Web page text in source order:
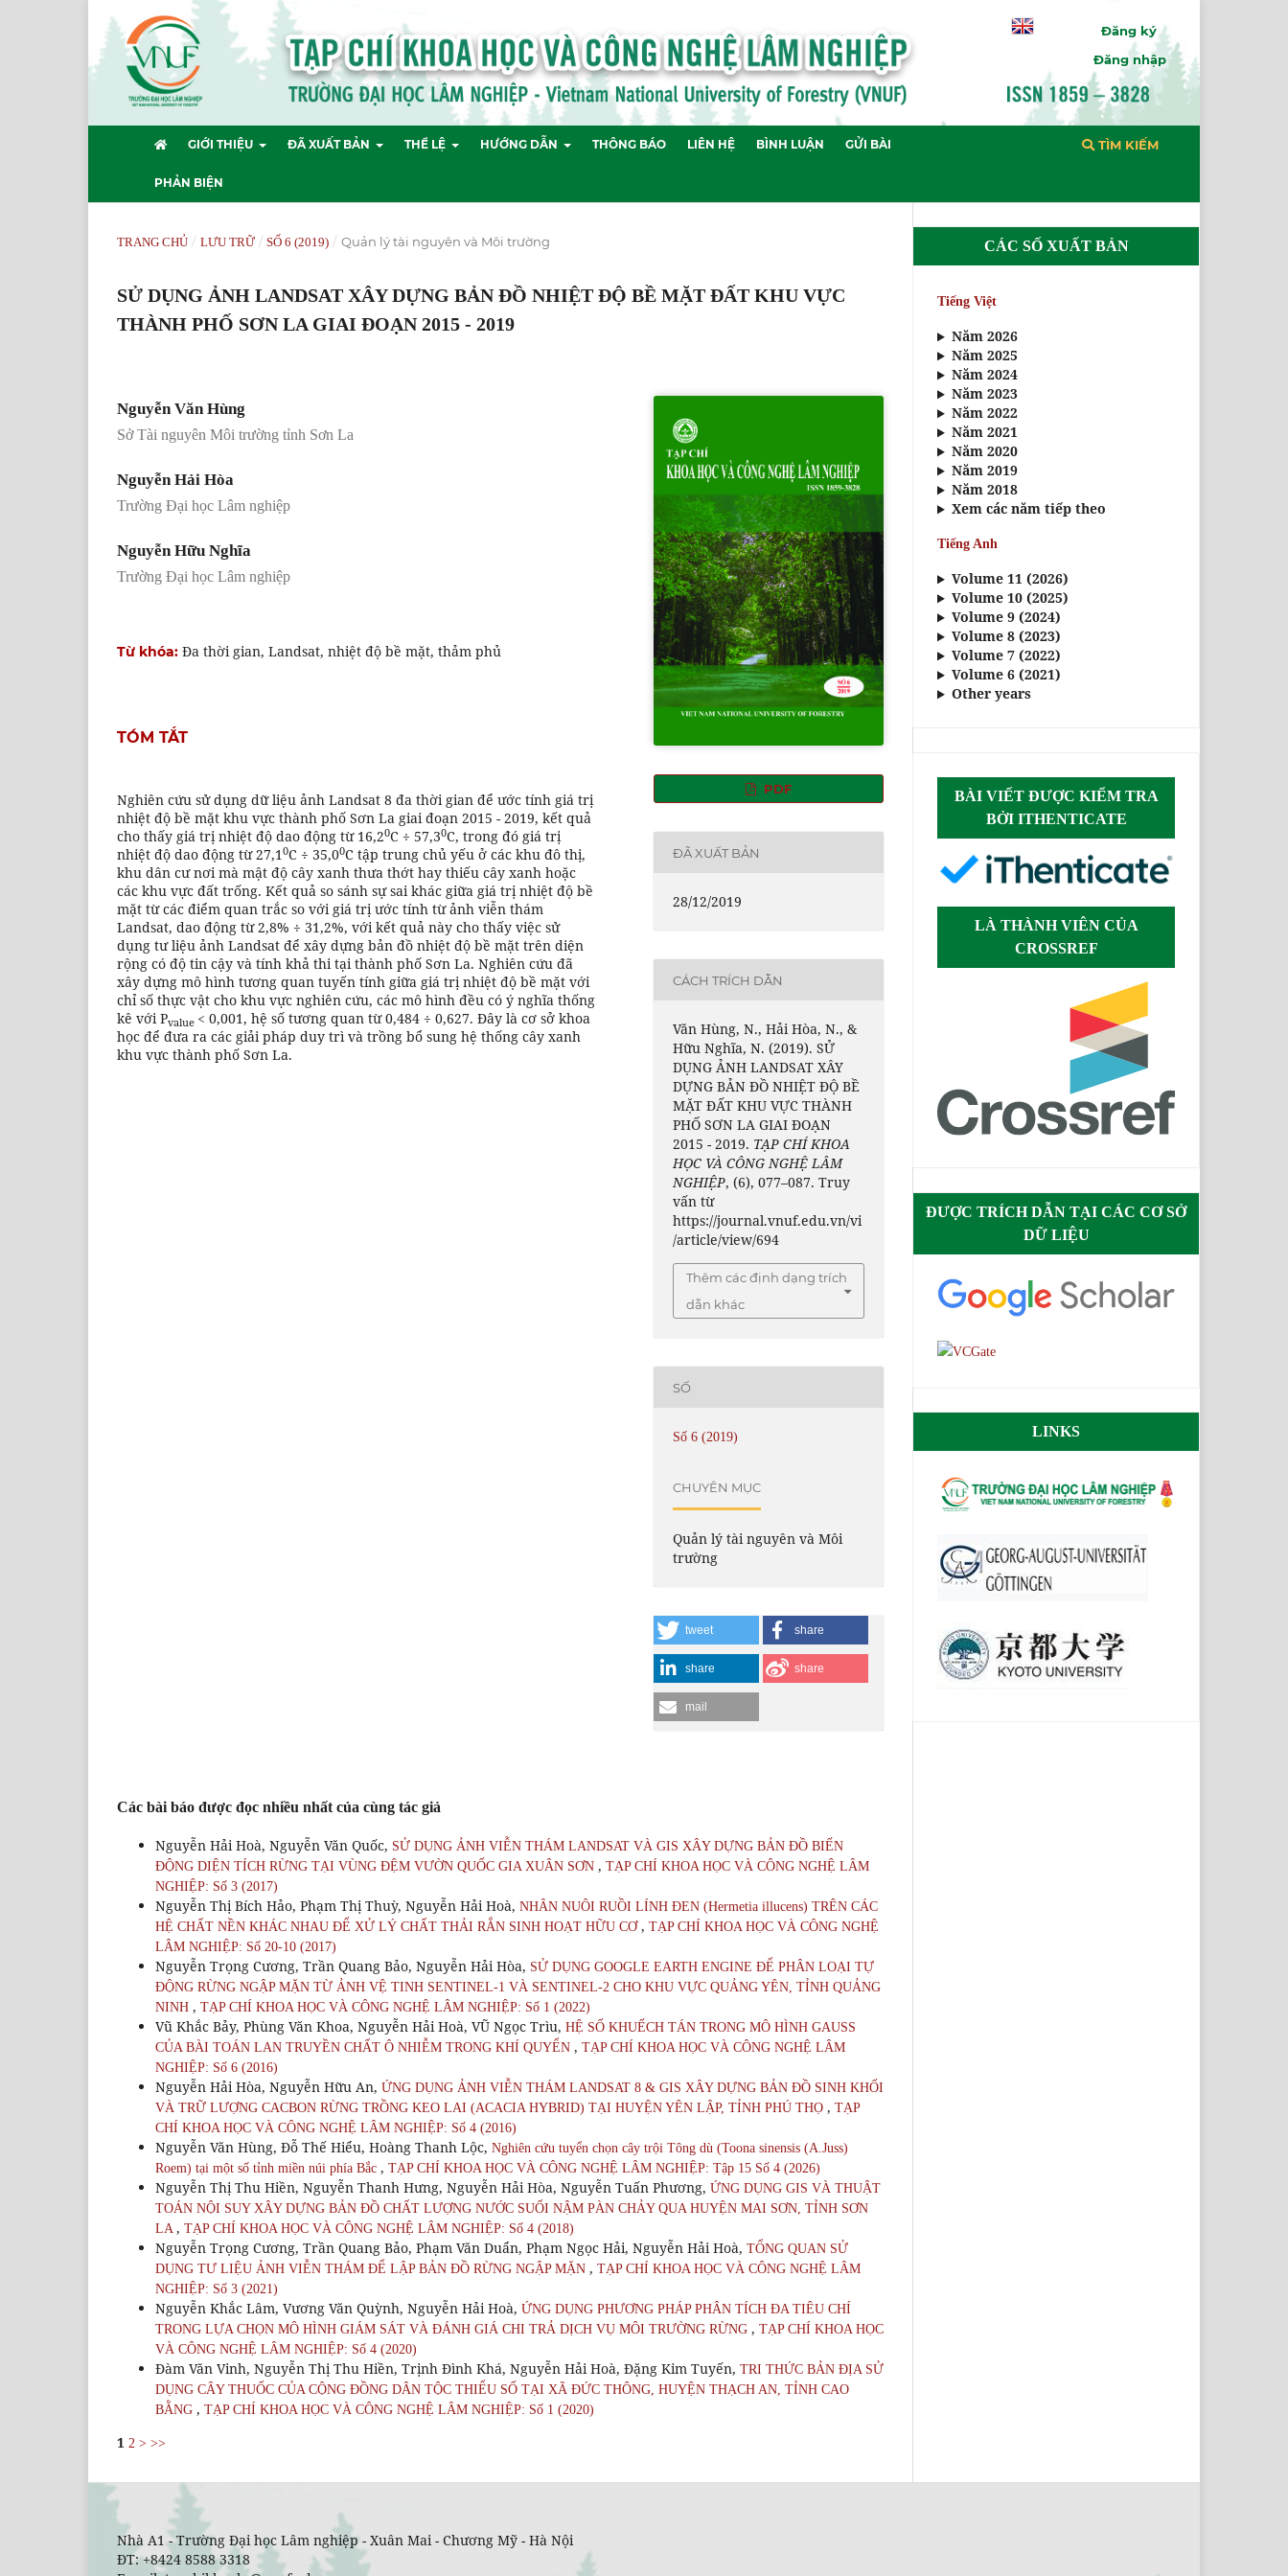
GIỚI THIỆU ĐÃ XUẤT BẢN THỂ LỆ HƯỚNG DẪN THÔNG BÁO LIÊN HỆ BÌNH LUẬN GỬI BÀI
PHẢN BIỆN
TÌM KIẾM
Đăng ký
Đăng nhập
TRANG CHỦ / LƯU TRỮ / SỐ 6 (2019) / Quản lý tài nguyên và Môi trường
SỬ DỤNG ẢNH LANDSAT XÂY DỰNG BẢN ĐỒ NHIỆT ĐỘ BỀ MẶT ĐẤT KHU VỰC
THÀNH PHỐ SƠN LA GIAI ĐOẠN 2015 - 2019
Nguyễn Văn Hùng
Sở Tài nguyên Môi trường tỉnh Sơn La
Nguyễn Hải Hòa
Trường Đại học Lâm nghiệp
Nguyễn Hữu Nghĩa
Trường Đại học Lâm nghiệp
Từ khóa: Đa thời gian, Landsat, nhiệt độ bề mặt, thảm phủ
TÓM TẮT
Nghiên cứu sử dụng dữ liệu ảnh Landsat 8 đa thời gian để ước tính giá trị
nhiệt độ bề mặt khu vực thành phố Sơn La giai đoạn 2015 - 2019, kết quả
cho thấy giá trị nhiệt độ dao động từ 16,20C ÷ 57,30C, trong đó giá trị
nhiệt độ dao động từ 27,10C ÷ 35,00C tập trung chủ yếu ở các khu đô thị,
khu dân cư nơi mà mật độ cây xanh thưa thớt hay thiếu cây xanh hoặc
các khu vực đất trống. Kết quả so sánh sự sai khác giữa giá trị nhiệt độ bề
mặt từ các điểm quan trắc so với giá trị ước tính từ ảnh viễn thám
Landsat, dao động từ 2,8% ÷ 31,2%, với kết quả này cho thấy việc sử
dụng tư liệu ảnh Landsat để xây dựng bản đồ nhiệt độ bề mặt trên diện
rộng có độ tin cậy và tính khả thi tại thành phố Sơn La. Nghiên cứu đã
xây dựng mô hình tương quan tuyến tính giữa giá trị nhiệt độ bề mặt với
chỉ số thực vật cho khu vực nghiên cứu, các mô hình đều có ý nghĩa thống
kê với Pvalue < 0,001, hệ số tương quan từ 0,484 ÷ 0,627. Đây là cơ sở khoa
học để đưa ra các giải pháp duy trì và trồng bổ sung hệ thống cây xanh
khu vực thành phố Sơn La.
PDF
ĐÃ XUẤT BẢN
28/12/2019
CÁCH TRÍCH DẪN
Văn Hùng, N., Hải Hòa, N., &
Hữu Nghĩa, N. (2019). SỬ
DỤNG ẢNH LANDSAT XÂY
DỰNG BẢN ĐỒ NHIỆT ĐỘ BỀ
MẶT ĐẤT KHU VỰC THÀNH
PHỐ SƠN LA GIAI ĐOẠN
2015 - 2019. TẠP CHÍ KHOA
HỌC VÀ CÔNG NGHỆ LÂM
NGHIỆP, (6), 077–087. Truy
vấn từ
https://journal.vnuf.edu.vn/vi
/article/view/694
Thêm các định dạng trích
dẫn khác
SỐ
Số 6 (2019)
CHUYÊN MỤC
Quản lý tài nguyên và Môi
trường
tweet share
share share
mail
Các bài báo được đọc nhiều nhất của cùng tác giả
Nguyễn Hải Hoà, Nguyễn Văn Quốc, SỬ DỤNG ẢNH VIỄN THÁM LANDSAT VÀ GIS XÂY DỰNG BẢN ĐỒ BIẾN
ĐỘNG DIỆN TÍCH RỪNG TẠI VÙNG ĐỆM VƯỜN QUỐC GIA XUÂN SƠN , TẠP CHÍ KHOA HỌC VÀ CÔNG NGHỆ LÂM
NGHIỆP: Số 3 (2017)
Nguyễn Thị Bích Hảo, Phạm Thị Thuỳ, Nguyễn Hải Hoà, NHÂN NUÔI RUỒI LÍNH ĐEN (Hermetia illucens) TRÊN CÁC
HỆ CHẤT NỀN KHÁC NHAU ĐỂ XỬ LÝ CHẤT THẢI RẮN SINH HOẠT HỮU CƠ , TẠP CHÍ KHOA HỌC VÀ CÔNG NGHỆ
LÂM NGHIỆP: Số 20-10 (2017)
Nguyễn Trọng Cương, Trần Quang Bảo, Nguyễn Hải Hòa, SỬ DỤNG GOOGLE EARTH ENGINE ĐỂ PHÂN LOẠI TỰ
ĐỘNG RỪNG NGẬP MẶN TỪ ẢNH VỆ TINH SENTINEL-1 VÀ SENTINEL-2 CHO KHU VỰC QUẢNG YÊN, TỈNH QUẢNG
NINH , TẠP CHÍ KHOA HỌC VÀ CÔNG NGHỆ LÂM NGHIỆP: Số 1 (2022)
Vũ Khắc Bảy, Phùng Văn Khoa, Nguyễn Hải Hoà, VŨ Ngọc Trìu, HỆ SỐ KHUẾCH TÁN TRONG MÔ HÌNH GAUSS
CỦA BÀI TOÁN LAN TRUYỀN CHẤT Ô NHIỄM TRONG KHÍ QUYỂN , TẠP CHÍ KHOA HỌC VÀ CÔNG NGHỆ LÂM
NGHIỆP: Số 6 (2016)
Nguyễn Hải Hòa, Nguyễn Hữu An, ỨNG DỤNG ẢNH VIỄN THÁM LANDSAT 8 & GIS XÂY DỰNG BẢN ĐỒ SINH KHỐI
VÀ TRỮ LƯỢNG CACBON RỪNG TRỒNG KEO LAI (ACACIA HYBRID) TẠI HUYỆN YÊN LẬP, TỈNH PHÚ THỌ , TẠP
CHÍ KHOA HỌC VÀ CÔNG NGHỆ LÂM NGHIỆP: Số 4 (2016)
Nguyễn Văn Hùng, Đỗ Thế Hiểu, Hoàng Thanh Lộc, Nghiên cứu tuyển chọn cây trội Tông dù (Toona sinensis (A.Juss)
Roem) tại một số tỉnh miền núi phía Bắc , TẠP CHÍ KHOA HỌC VÀ CÔNG NGHỆ LÂM NGHIỆP: Tập 15 Số 4 (2026)
Nguyễn Thị Thu Hiền, Nguyễn Thanh Hưng, Nguyễn Hải Hòa, Nguyễn Tuấn Phương, ỨNG DỤNG GIS VÀ THUẬT
TOÁN NỘI SUY XÂY DỰNG BẢN ĐỒ CHẤT LƯỢNG NƯỚC SUỐI NẬM PÀN CHẢY QUA HUYỆN MAI SƠN, TỈNH SƠN
LA , TẠP CHÍ KHOA HỌC VÀ CÔNG NGHỆ LÂM NGHIỆP: Số 4 (2018)
Nguyễn Trọng Cương, Trần Quang Bảo, Phạm Văn Duẩn, Phạm Ngọc Hải, Nguyễn Hải Hoà, TỔNG QUAN SỬ
DỤNG TƯ LIỆU ẢNH VIỄN THÁM ĐỂ LẬP BẢN ĐỒ RỪNG NGẬP MẶN , TẠP CHÍ KHOA HỌC VÀ CÔNG NGHỆ LÂM
NGHIỆP: Số 3 (2021)
Nguyễn Khắc Lâm, Vương Văn Quỳnh, Nguyễn Hải Hoà, ỨNG DỤNG PHƯƠNG PHÁP PHÂN TÍCH ĐA TIÊU CHÍ
TRONG LỰA CHỌN MÔ HÌNH GIÁM SÁT VÀ ĐÁNH GIÁ CHI TRẢ DỊCH VỤ MÔI TRƯỜNG RỪNG , TẠP CHÍ KHOA HỌC
VÀ CÔNG NGHỆ LÂM NGHIỆP: Số 4 (2020)
Đàm Văn Vinh, Nguyễn Thị Thu Hiền, Trịnh Đình Khá, Nguyễn Hải Hoà, Đặng Kim Tuyến, TRI THỨC BẢN ĐỊA SỬ
DỤNG CÂY THUỐC CỦA CỘNG ĐỒNG DÂN TỘC THIỂU SỐ TẠI XÃ ĐỨC THÔNG, HUYỆN THẠCH AN, TỈNH CAO
BẰNG , TẠP CHÍ KHOA HỌC VÀ CÔNG NGHỆ LÂM NGHIỆP: Số 1 (2020)
1 2 > >>
CÁC SỐ XUẤT BẢN
Tiếng Việt
Năm 2026
Năm 2025
Năm 2024
Năm 2023
Năm 2022
Năm 2021
Năm 2020
Năm 2019
Năm 2018
Xem các năm tiếp theo
Tiếng Anh
Volume 11 (2026)
Volume 10 (2025)
Volume 9 (2024)
Volume 8 (2023)
Volume 7 (2022)
Volume 6 (2021)
Other years
BÀI VIẾT ĐƯỢC KIỂM TRA
BỞI ITHENTICATE
LÀ THÀNH VIÊN CỦA
CROSSREF
ĐƯỢC TRÍCH DẪN TẠI CÁC CƠ SỞ
DỮ LIỆU
LINKS
Nhà A1 - Trường Đại học Lâm nghiệp - Xuân Mai - Chương Mỹ - Hà Nội
ĐT: +8424 8588 3318